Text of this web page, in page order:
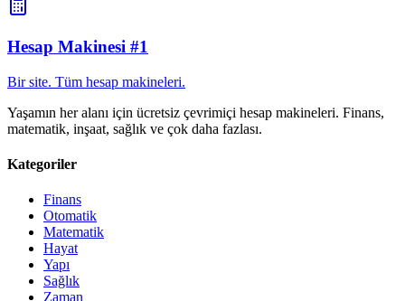
Hesap Makinesi #1
Bir site. Tüm hesap makineleri.
Yaşamın her alanı için ücretsiz çevrimiçi hesap makineleri. Finans,
matematik, inşaat, sağlık ve çok daha fazlası.
Kategoriler
Finans
Otomatik
Matematik
Hayat
Yapı
Sağlık
Zaman